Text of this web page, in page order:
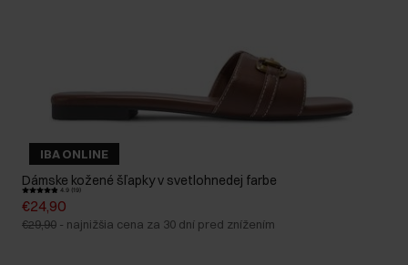
IBA ONLINE
Dámske kožené šľapky v svetlohnedej farbe
4.9 (19)
€24,90
€29,90 - najnižšia cena za 30 dní pred znížením